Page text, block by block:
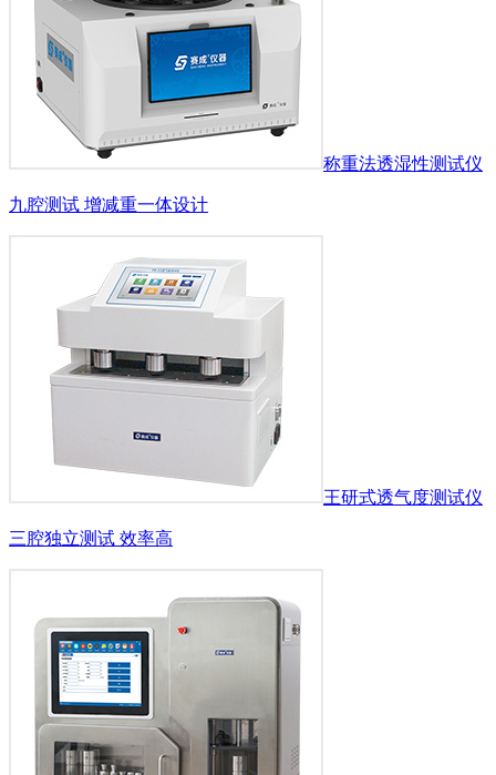
称重法透湿性测试仪
九腔测试 增减重一体设计
王研式透气度测试仪
三腔独立测试 效率高